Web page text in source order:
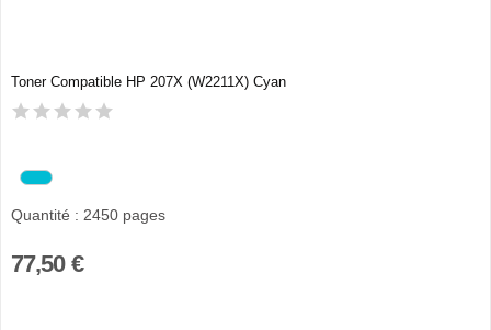
Toner Compatible HP 207X (W2211X) Cyan
Quantité : 2450 pages
77,50 €